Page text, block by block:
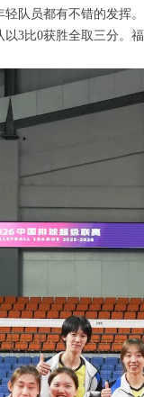
队员都有不错的发挥
3比0获胜全取三分。